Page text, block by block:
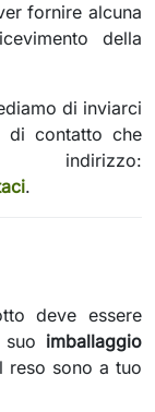
fornire alcuna
della
di inviarci
di contatto che
.
deve essere
imballaggio
reso sono a tuo